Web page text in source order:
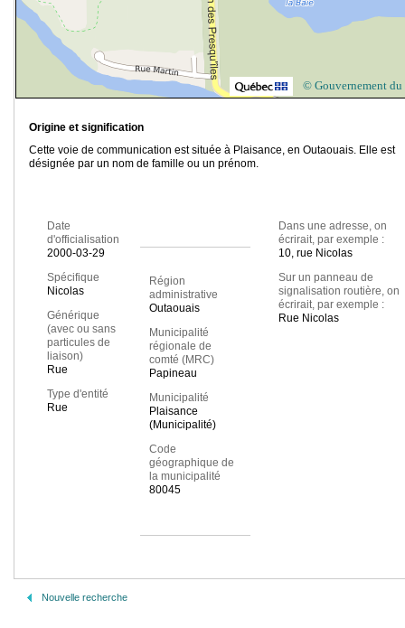
© Gouvernement du
Origine et signification
Cette voie de communication est située à Plaisance, en Outaouais. Elle est
désignée par un nom de famille ou un prénom.
Date
d'officialisation
2000-03-29
Spécifique
Nicolas
Générique
(avec ou sans
particules de
liaison)
Rue
Type d'entité
Rue
Région
administrative
Outaouais
Municipalité
régionale de
comté (MRC)
Papineau
Municipalité
Plaisance
(Municipalité)
Code
géographique de
la municipalité
80045
Dans une adresse, on
écrirait, par exemple :
10, rue Nicolas
Sur un panneau de
signalisation routière, on
écrirait, par exemple :
Rue Nicolas
Nouvelle recherche